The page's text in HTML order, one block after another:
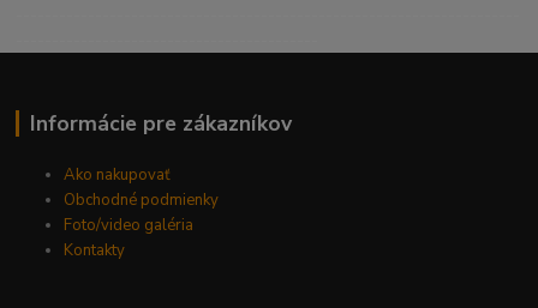
Informácie pre zákazníkov
Ako nakupovať
Obchodné podmienky
Foto/video galéria
Kontakty